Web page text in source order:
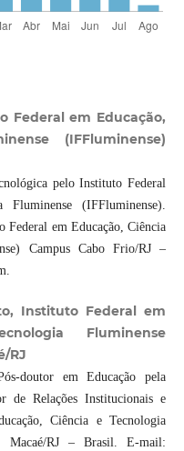
Federal em Educação,
(IFFluminense)
pelo Instituto Federal
(IFFluminense).
Federal em Educação, Ciência
Campus Cabo Frio/RJ –
Instituto Federal em
Fluminense
RJ
doutor em Educação pela
de Relações Institucionais e
Ciência e Tecnologia
Macaé/RJ – Brasil. E-mail: